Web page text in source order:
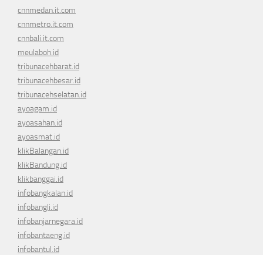
cnnmedan.it.com
cnnmetro.it.com
cnnbali.it.com
meulaboh.id
tribunacehbarat.id
tribunacehbesar.id
tribunacehselatan.id
ayoagam.id
ayoasahan.id
ayoasmat.id
klikBalangan.id
klikBandung.id
klikbanggai.id
infobangkalan.id
infobangli.id
infobanjarnegara.id
infobantaeng.id
infobantul.id